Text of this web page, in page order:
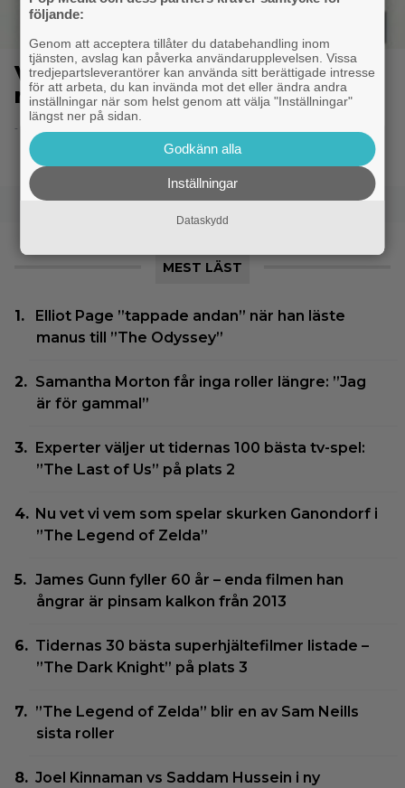
V.I. Warshawski – Kvinna med
rätt att döda
- 8.6.2014 20:49
MEST LÄST
Elliot Page ”tappade andan” när han läste
manus till ”The Odyssey”
Samantha Morton får inga roller längre: ”Jag
är för gammal”
Experter väljer ut tidernas 100 bästa tv-spel:
”The Last of Us” på plats 2
Nu vet vi vem som spelar skurken Ganondorf i
”The Legend of Zelda”
James Gunn fyller 60 år – enda filmen han
ångrar är pinsam kalkon från 2013
Tidernas 30 bästa superhjältefilmer listade –
”The Dark Knight” på plats 3
”The Legend of Zelda” blir en av Sam Neills
sista roller
Joel Kinnaman vs Saddam Hussein i ny
följande:
Genom att acceptera tillåter du databehandling inom
tjänsten, avslag kan påverka användarupplevelsen. Vissa
tredjepartsleverantörer kan använda sitt berättigade intresse
för att arbeta, du kan invända mot det eller ändra andra
inställningar när som helst genom att välja "Inställningar"
längst ner på sidan.
Godkänn alla
Inställningar
Dataskydd